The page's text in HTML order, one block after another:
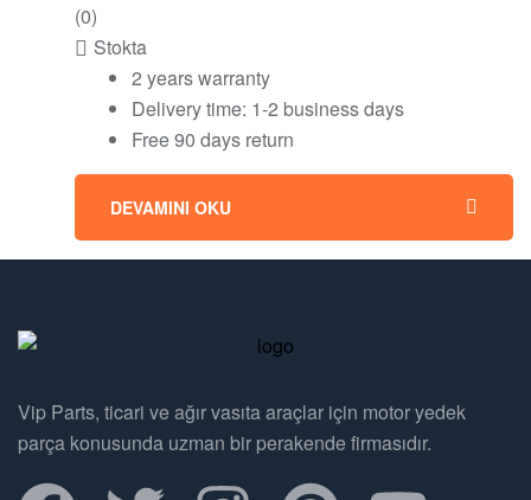
(0)
Stokta
2 years warranty
Delivery time: 1-2 business days
Free 90 days return
DEVAMINI OKU
Vip Parts, ticari ve ağır vasıta araçlar için motor yedek
parça konusunda uzman bir perakende firmasıdır.